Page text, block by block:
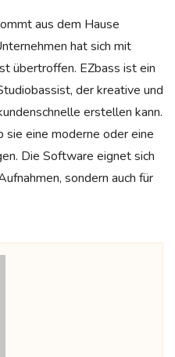
aus dem Hause
hat sich mit
übertroffen. EZbass ist ein
der kreative und
erstellen kann.
sie eine moderne oder eine
Die Software eignet sich
sondern auch für